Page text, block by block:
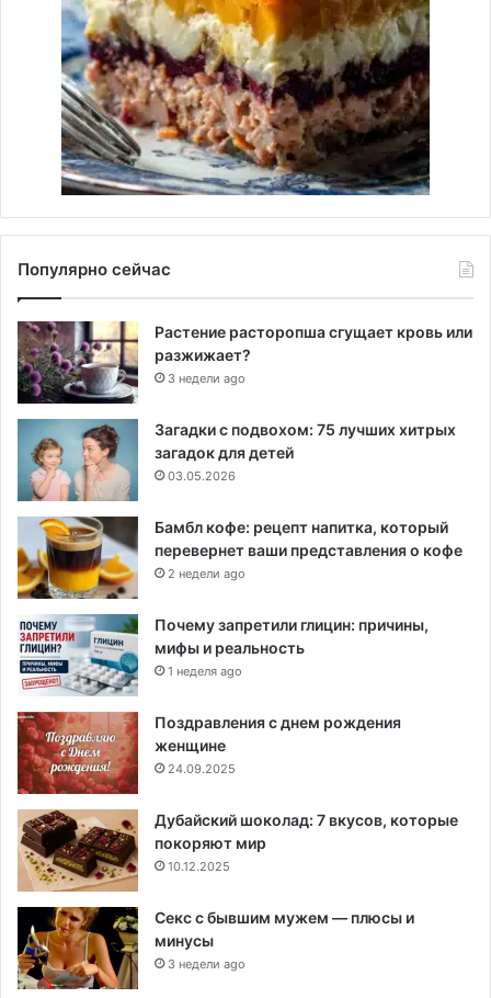
Популярно сейчас
Растение расторопша сгущает кровь или
разжижает?
3 недели ago
Загадки с подвохом: 75 лучших хитрых
загадок для детей
03.05.2026
Бамбл кофе: рецепт напитка, который
перевернет ваши представления о кофе
2 недели ago
Почему запретили глицин: причины,
мифы и реальность
1 неделя ago
Поздравления с днем рождения
женщине
24.09.2025
Дубайский шоколад: 7 вкусов, которые
покоряют мир
10.12.2025
Секс с бывшим мужем — плюсы и
минусы
3 недели ago